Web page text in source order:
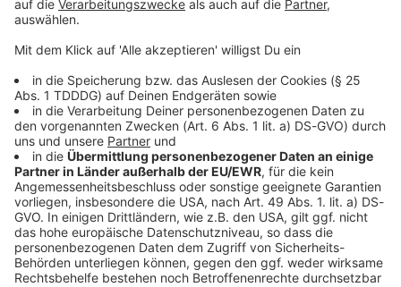
DAS KÖNNTE DICH AUCH INTERESSIEREN
Bayern